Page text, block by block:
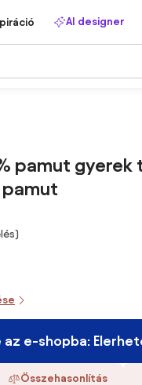
AI designer
pamut gyerek
pamut
az e-shopba:
Összehasonlítás